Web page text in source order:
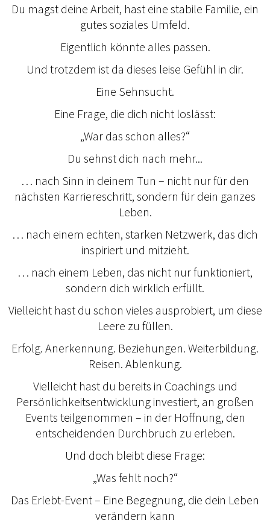
Du magst deine Arbeit, hast eine stabile Familie, ein
gutes soziales Umfeld.
Eigentlich könnte alles passen.
Und trotzdem ist da dieses leise Gefühl in dir.
Eine Sehnsucht.
Eine Frage, die dich nicht loslässt:
„War das schon alles?“
Du sehnst dich nach mehr...
… nach Sinn in deinem Tun – nicht nur für den
nächsten Karriereschritt, sondern für dein ganzes
Leben.
… nach einem echten, starken Netzwerk, das dich
inspiriert und mitzieht.
… nach einem Leben, das nicht nur funktioniert,
sondern dich wirklich erfüllt.
Vielleicht hast du schon vieles ausprobiert, um diese
Leere zu füllen.
Erfolg. Anerkennung. Beziehungen. Weiterbildung.
Reisen. Ablenkung.
Vielleicht hast du bereits in Coachings und
Persönlichkeitsentwicklung investiert, an großen
Events teilgenommen – in der Hoffnung, den
entscheidenden Durchbruch zu erleben.
Und doch bleibt diese Frage:
„Was fehlt noch?“
Das Erlebt-Event – Eine Begegnung, die dein Leben
verändern kann